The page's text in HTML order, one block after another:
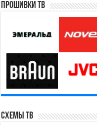
Прошивки ТВ
Схемы ТВ